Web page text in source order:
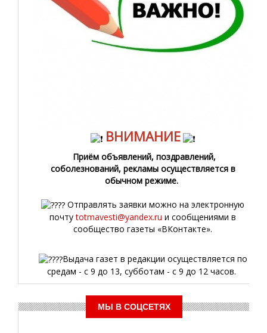
ВНИМАНИЕ
Приём объявлений, поздравлений,
соболезнований, рекламы осуществляется в
обычном режиме.
Отправлять заявки можно на электронную
почтуtotmavesti@yandex.ru и сообщениями в
сообщество газеты «ВКонтакте».
Выдача газет в редакции осуществляется по
средам - с 9 до 13, субботам - с 9 до 12 часов.
МЫ В СОЦСЕТЯХ